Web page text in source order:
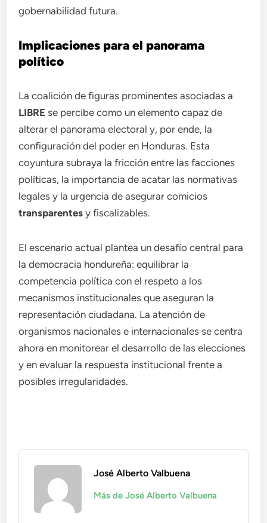
gobernabilidad futura.
Implicaciones para el panorama
político
La coalición de figuras prominentes asociadas a
LIBRE se percibe como un elemento capaz de
alterar el panorama electoral y, por ende, la
configuración del poder en Honduras. Esta
coyuntura subraya la fricción entre las facciones
políticas, la importancia de acatar las normativas
legales y la urgencia de asegurar comicios
transparentes y fiscalizables.
El escenario actual plantea un desafío central para
la democracia hondureña: equilibrar la
competencia política con el respeto a los
mecanismos institucionales que aseguran la
representación ciudadana. La atención de
organismos nacionales e internacionales se centra
ahora en monitorear el desarrollo de las elecciones
y en evaluar la respuesta institucional frente a
posibles irregularidades.
José Alberto Valbuena
Más de José Alberto Valbuena